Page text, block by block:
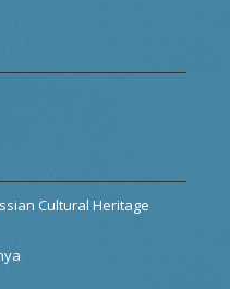
Cultural Heritage